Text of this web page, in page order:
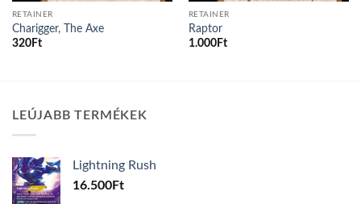
RETAINER
Charigger, The Axe
320Ft
RETAINER
Raptor
1.000Ft
LEÚJABB TERMÉKEK
Lightning Rush
16.500Ft